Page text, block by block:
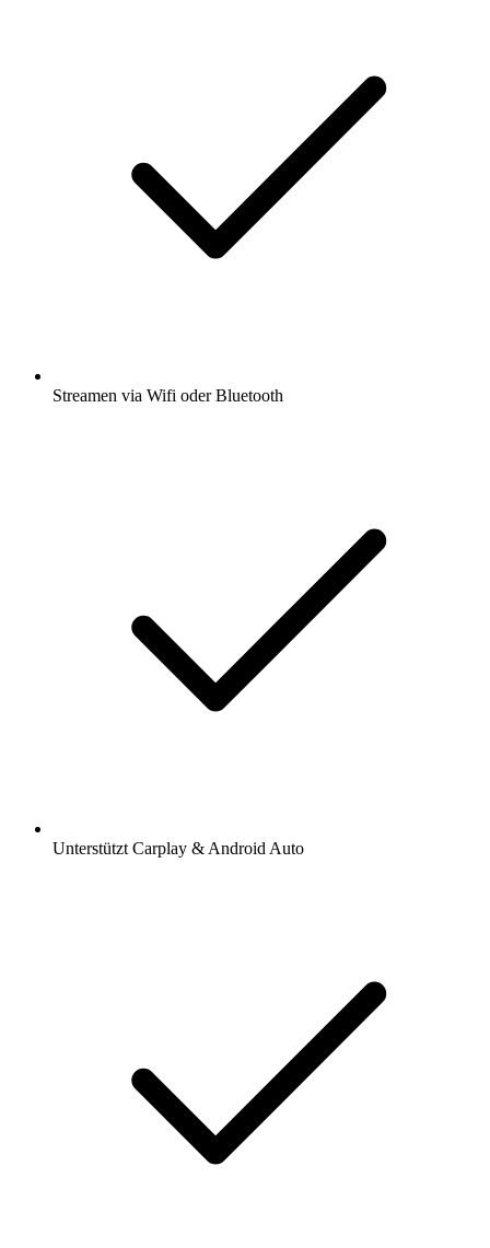
Streamen via Wifi oder Bluetooth
Unterstützt Carplay & Android Auto